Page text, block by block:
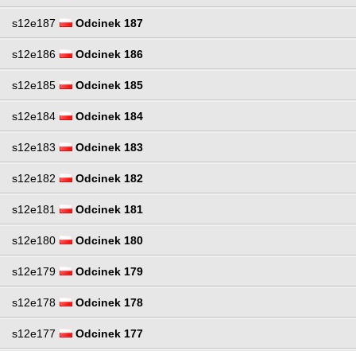
s12e187 Odcinek 187
s12e186 Odcinek 186
s12e185 Odcinek 185
s12e184 Odcinek 184
s12e183 Odcinek 183
s12e182 Odcinek 182
s12e181 Odcinek 181
s12e180 Odcinek 180
s12e179 Odcinek 179
s12e178 Odcinek 178
s12e177 Odcinek 177